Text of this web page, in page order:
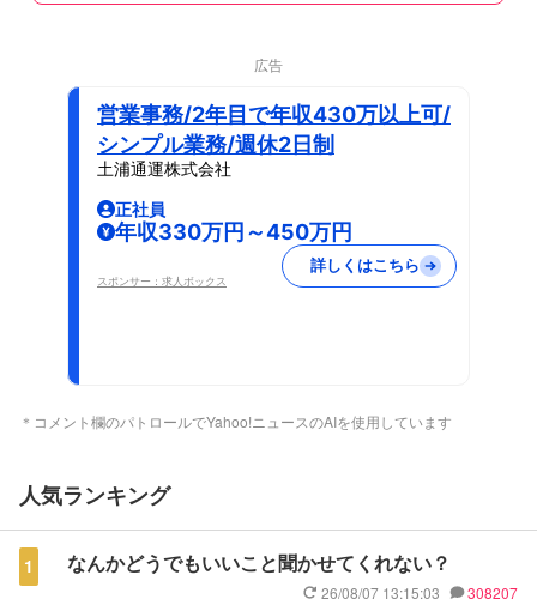
広告
営業事務/2年目で年収430万以上可/
シンプル業務/週休2日制
土浦通運株式会社
正社員
年収330万円～450万円
スポンサー：求人ボックス
詳しくはこちら
＊コメント欄のパトロールでYahoo!ニュースのAIを使用しています
人気ランキング
1 なんかどうでもいいこと聞かせてくれない？
26/08/07 13:15:03 308207